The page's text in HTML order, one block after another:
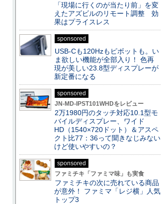
「現場に行くのが当たり前」を変
えたアズビルのリモート調整 効
果はプライスレス
sponsored
USB-Cも120Hzもピボットも。い
ま欲しい機能が全部入り！ 色再
現が美しい23.8型ディスプレーが
新定番になる
sponsored
JN-MD-IPST101WHDをレビュー
2万1980円のタッチ対応10.1型モ
バイルディスプレー、ワイド
HD（1540×720ドット）＆アスペ
クト比77：36って聞きなじみない
けど使いやすいの？
sponsored
ファミチキ「ファミマ味」も実食
ファミチキの次に売れている商品
が意外！ ファミマ「レジ横」人気
トップ3